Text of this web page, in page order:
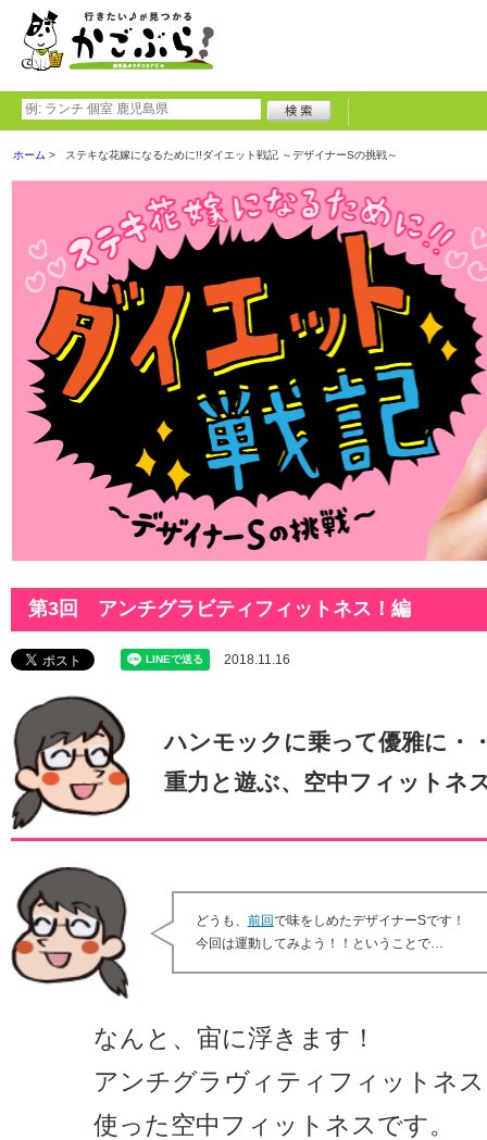
ホーム ステキな花嫁になるために!!ダイエット戦記 ～デザイナーSの挑戦～
第3回 アンチグラビティフィットネス！編
2018.11.16
ハンモックに乗って優雅に・
重力と遊ぶ、空中フィットネ
どうも、 前回で味をしめたデザイナーSです！
今回は運動してみよう！！ということで…
なんと、宙に浮きます！
アンチグラヴィティフィットネ
使った空中フィットネスです。